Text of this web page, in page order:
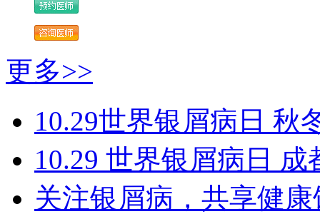
更多>>
10.29世界银屑病日 秋
10.29 世界银屑病日
关注银屑病，共享健